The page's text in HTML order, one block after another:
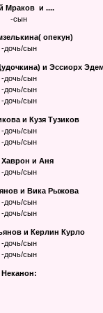
Мраков и ....
-сын
опекун)
-дочь/сын
и Эссиорх
-дочь/сын
-дочь/сын
-дочь/сын
и Кузя Тузиков
-дочь/сын
-дочь/сын
и Аня
-дочь/сын
и Вика Рыжова
-дочь/сын
-дочь/сын
и Керлин Курло
-дочь/сын
-дочь/сын
Неканон: